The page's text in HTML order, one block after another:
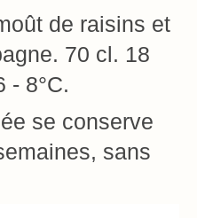
de raisins et
70 cl. 18
- 8°C.
se conserve
sans